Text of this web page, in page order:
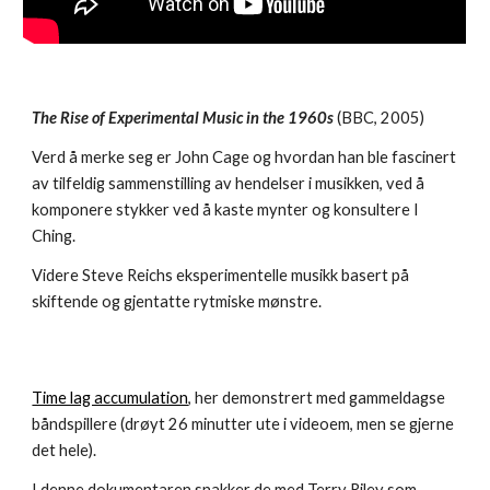
The Rise of Experimental Music in the 1960s(BBC, 2005)
Verd å merke seg er John Cage og hvordan han ble fascinert
av tilfeldig sammenstilling av hendelser i musikken, ved å
komponere stykker ved å kaste mynter og konsultere I
Ching.
Videre Steve Reichs eksperimentelle musikk basert på
skiftende og gjentatte rytmiske mønstre.
Time lag accumulation, her demonstrert med gammeldagse
båndspillere (drøyt 26 minutter ute i videoem, men se gjerne
det hele).